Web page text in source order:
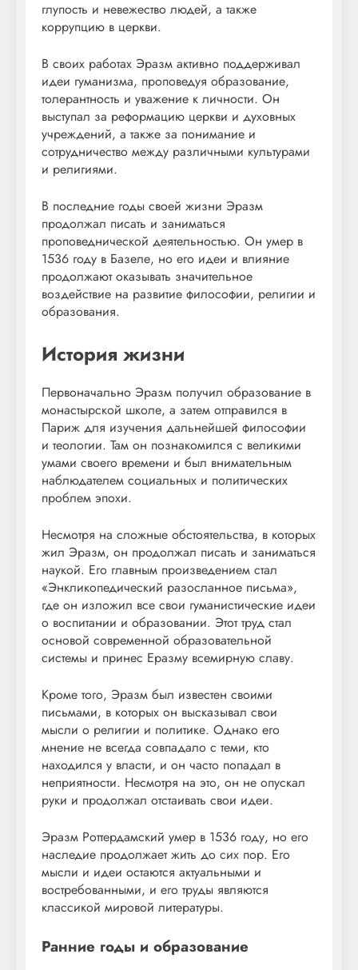
глупость и невежество людей, а также
коррупцию в церкви.
В своих работах Эразм активно поддерживал
идеи гуманизма, проповедуя образование,
толерантность и уважение к личности. Он
выступал за реформацию церкви и духовных
учреждений, а также за понимание и
сотрудничество между различными культурами
и религиями.
В последние годы своей жизни Эразм
продолжал писать и заниматься
проповеднической деятельностью. Он умер в
1536 году в Базеле, но его идеи и влияние
продолжают оказывать значительное
воздействие на развитие философии, религии и
образования.
История жизни
Первоначально Эразм получил образование в
монастырской школе, а затем отправился в
Париж для изучения дальнейшей философии
и теологии. Там он познакомился с великими
умами своего времени и был внимательным
наблюдателем социальных и политических
проблем эпохи.
Несмотря на сложные обстоятельства, в которых
жил Эразм, он продолжал писать и заниматься
наукой. Его главным произведением стал
«Энкликопедический разосланное письма»,
где он изложил все свои гуманистические идеи
о воспитании и образовании. Этот труд стал
основой современной образовательной
системы и принес Еразму всемирную славу.
Кроме того, Эразм был известен своими
письмами, в которых он высказывал свои
мысли о религии и политике. Однако его
мнение не всегда совпадало с теми, кто
находился у власти, и он часто попадал в
неприятности. Несмотря на это, он не опускал
руки и продолжал отстаивать свои идеи.
Эразм Роттердамский умер в 1536 году, но его
наследие продолжает жить до сих пор. Его
мысли и идеи остаются актуальными и
востребованными, и его труды являются
классикой мировой литературы.
Ранние годы и образование